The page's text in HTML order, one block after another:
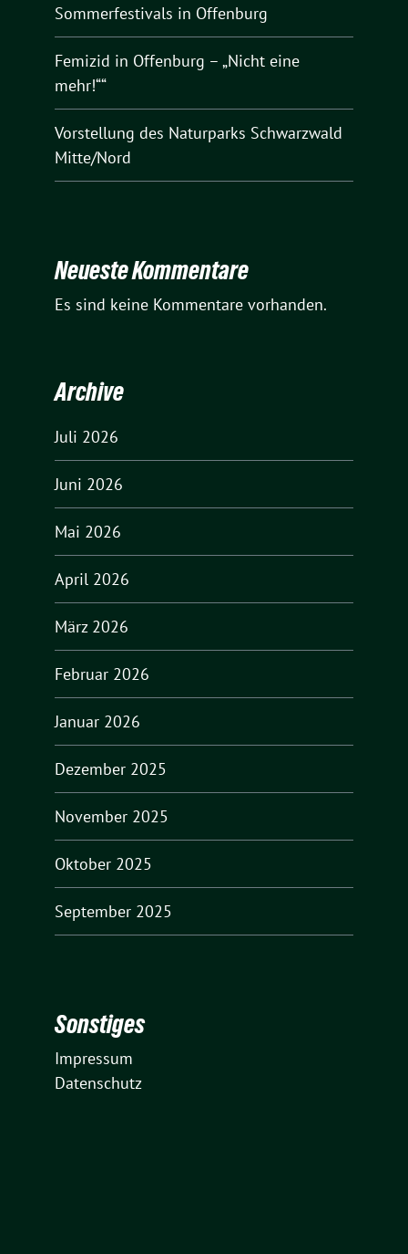
Sommerfestivals in Offenburg
Femizid in Offenburg – „Nicht eine
mehr!““
Vorstellung des Naturparks Schwarzwald
Mitte/Nord
Neueste Kommentare
Es sind keine Kommentare vorhanden.
Archive
Juli 2026
Juni 2026
Mai 2026
April 2026
März 2026
Februar 2026
Januar 2026
Dezember 2025
November 2025
Oktober 2025
September 2025
Sonstiges
Impressum
Datenschutz